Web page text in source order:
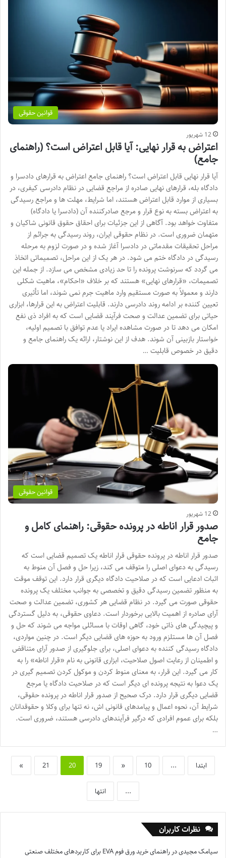
قوانین حقوقی
12 شهریور
اعتراض به قرار نهایی: آیا قابل اعتراض است؟ (راهنمای
جامع)
آیا قرار نهایی قابل اعتراض است؟ راهنمای جامع اعتراض به قرارهای دادسرا و
دادگاه بله، قرارهای نهایی صادره از مراجع قضایی در نظام دادرسی کیفری، در
بسیاری از موارد قابل اعتراض هستند، اما شرایط، مهلت ها و مراجع رسیدگی
به اعتراض بسته به نوع قرار و مرجع صادرکننده آن (دادسرا یا دادگاه)
متفاوت خواهد بود. آگاهی از این جزئیات برای احقاق حقوق قانونی شاکیان و
متهمان ضروری است. در نظام حقوقی ایران، روند رسیدگی به جرائم از
مراحل تحقیقات مقدماتی در دادسرا آغاز شده و در صورت لزوم به مرحله
رسیدگی در دادگاه ختم می شود. در هر یک از این مراحل، تصمیماتی اتخاذ
می گردد که سرنوشت پرونده را تا حد زیادی مشخص می سازد. از جمله این
تصمیمات، «قرارهای نهایی» هستند که بر خلاف «احکام»، ماهیت شکلی
دارند و معمولاً به صورت مستقیم وارد ماهیت جرم نمی شوند، اما تأثیری
تعیین کننده بر ادامه روند دادرسی دارند. قابلیت اعتراض به این قرارها، ابزاری
حیاتی برای تضمین عدالت و صحت فرآیند قضایی است که به افراد ذی نفع
امکان می دهد تا در صورت مشاهده ایراد یا عدم توافق با تصمیم اولیه،
خواستار بازبینی آن شوند. هدف از این نوشتار، ارائه یک راهنمای جامع و
دقیق در خصوص قابلیت …
قوانین حقوقی
12 شهریور
صدور قرار اناطه در پرونده حقوقی: راهنمای کامل و
جامع
صدور قرار اناطه در پرونده حقوقی قرار اناطه یک تصمیم قضایی است که
رسیدگی به دعوای اصلی را متوقف می کند، زیرا حل و فصل آن منوط به
اثبات ادعایی است که در صلاحیت دادگاه دیگری قرار دارد. این توقف موقت
به منظور تضمین رسیدگی دقیق و تخصصی به جوانب مختلف یک پرونده
حقوقی صورت می گیرد. در نظام قضایی هر کشوری، تضمین عدالت و صحت
آرای صادره از اهمیت بالایی برخوردار است. دعاوی حقوقی، به دلیل گستردگی
و پیچیدگی های ذاتی خود، گاهی اوقات با مسائلی مواجه می شوند که حل و
فصل آن ها مستلزم ورود به حوزه های قضایی دیگر است. در چنین مواردی،
دادگاه رسیدگی کننده به دعوای اصلی، برای جلوگیری از صدور آرای متناقض
و اطمینان از رعایت اصول صلاحیت، ابزاری قانونی به نام «قرار اناطه» را به
کار می گیرد. این قرار، به معنای منوط کردن و موکول کردن تصمیم گیری در
یک دعوا به نتیجه پرونده ای دیگر است که در صلاحیت دادگاه یا مرجع
قضایی دیگری قرار دارد. درک صحیح از صدور قرار اناطه در پرونده حقوقی،
شرایط آن، نحوه اعمال و پیامدهای قانونی اش، نه تنها برای وکلا و حقوقدانان
بلکه برای عموم افرادی که درگیر فرآیندهای دادرسی هستند، ضروری است.
…
ابتدا ...
10
«
19
20
21
»
... انتها
نظرات کاربران
سیامک مجیدیدر راهنمای خرید ورق فوم EVA برای کاربردهای مختلف صنعتی